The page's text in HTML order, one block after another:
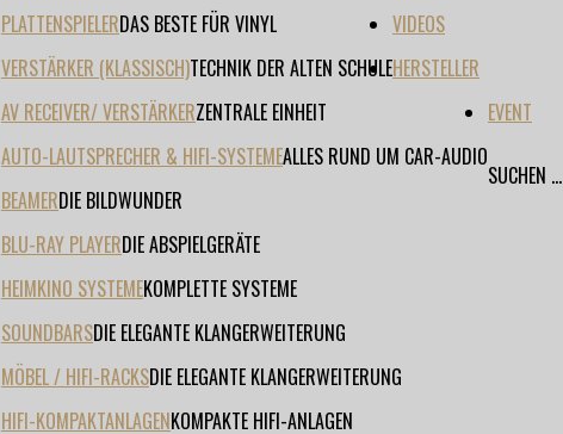
PLATTENSPIELERDAS BESTE FÜR VINYL
VERSTÄRKER (KLASSISCH)TECHNIK DER ALTEN SCHULE
AV RECEIVER/ VERSTÄRKERZENTRALE EINHEIT
AUTO-LAUTSPRECHER & HIFI-SYSTEMEALLES RUND UM CAR-AUDIO
BEAMERDIE BILDWUNDER
BLU-RAY PLAYERDIE ABSPIELGERÄTE
HEIMKINO SYSTEMEKOMPLETTE SYSTEME
SOUNDBARSDIE ELEGANTE KLANGERWEITERUNG
MÖBEL / HIFI-RACKSDIE ELEGANTE KLANGERWEITERUNG
HIFI-KOMPAKTANLAGENKOMPAKTE HIFI-ANLAGEN
VIDEOS
HERSTELLER
EVENT
SUCHEN ...